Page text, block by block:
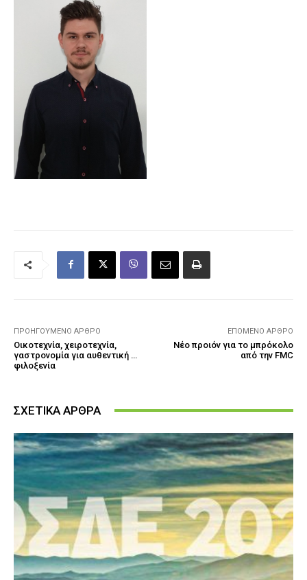
ΠΡΟΗΓΟΎΜΕΝΟ ΆΡΘΡΟ
Οικοτεχνία, χειροτεχνία,
γαστρονομία για αυθεντική …
φιλοξενία
ΕΠΌΜΕΝΟ ΆΡΘΡΟ
Νέο προιόν για το μπρόκολο
από την FMC
ΣΧΕΤΙΚΑ ΑΡΘΡΑ